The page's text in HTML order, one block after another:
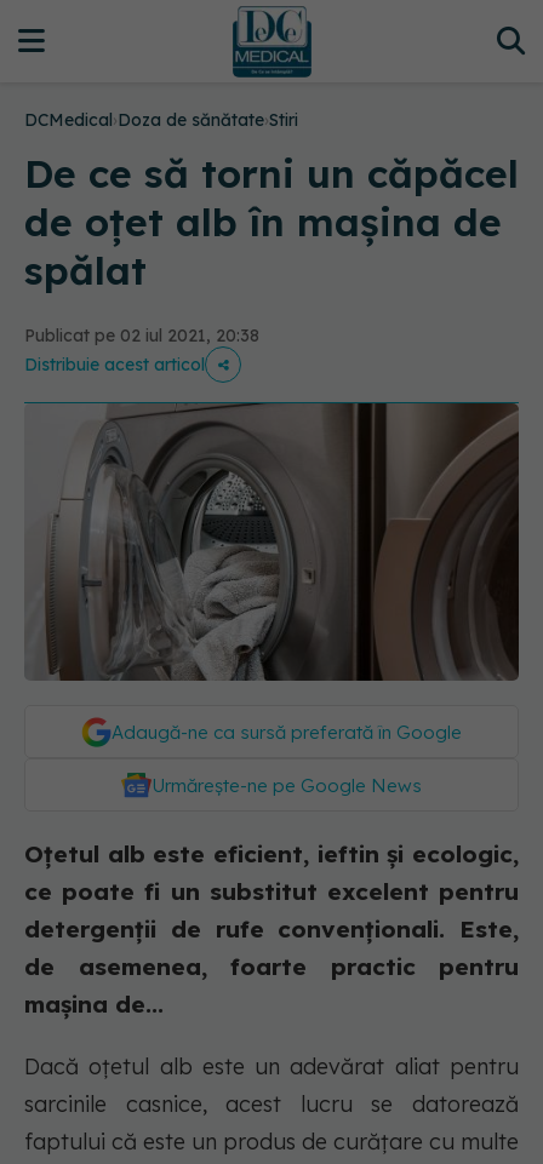
DCMedical›Doza de sănătate›Stiri
De ce să torni un căpăcel
de oțet alb în mașina de
spălat
Publicat pe 02 iul 2021, 20:38
Distribuie acest articol
Adaugă-ne ca sursă preferată în Google
Urmărește-ne pe Google News
Oțetul alb este eficient, ieftin și ecologic,
ce poate fi un substitut excelent pentru
detergenții de rufe convenționali. Este,
de asemenea, foarte practic pentru
mașina de...
Dacă oțetul alb este un adevărat aliat pentru
sarcinile casnice, acest lucru se datorează
faptului că este un produs de curățare cu multe